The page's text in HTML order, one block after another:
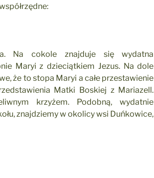
Na cokole znajduje się wydatna
Maryi z dzieciątkiem Jezus. Na dole
że to stopa Maryi a całe przestawienie
Matki Boskiej z Mariazell.
krzyżem. Podobną, wydatnie
znajdziemy w okolicy wsi Duńkowice,